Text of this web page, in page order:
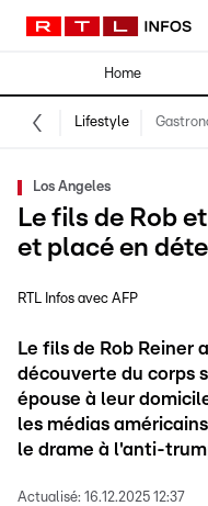
Home
Lifestyle
Los Angeles
Le fils de Rob
et placé en
RTL Infos avec AFP
Le fils de Rob Reiner
découverte du corps
épouse à leur
les médias
le drame à l'anti-
Actualisé: 16.12.2025 12:37